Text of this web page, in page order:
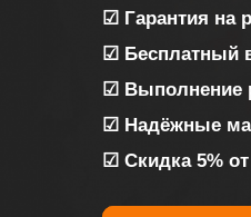
☑ Гарантия на
☑ Бесплатный
☑ Выполнение
☑ Надёжные
☑ Скидка 5%